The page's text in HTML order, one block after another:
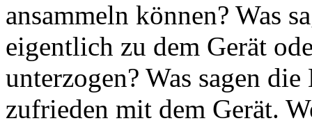
ansammeln können? Was
eigentlich zu dem Gerät
unterzogen? Was sagen
zufrieden mit dem Gerät.